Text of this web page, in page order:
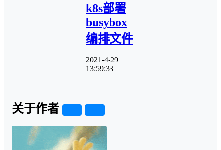
k8s部署
busybox
编排文件
2021-4-29
13:59:33
关于作者